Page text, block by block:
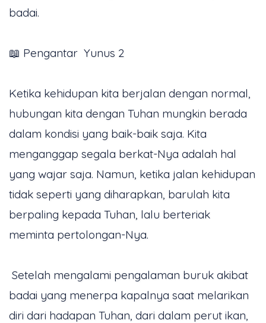
badai.
📖 Pengantar Yunus 2
Ketika kehidupan kita berjalan dengan normal,
hubungan kita dengan Tuhan mungkin berada
dalam kondisi yang baik-baik saja. Kita
menganggap segala berkat-Nya adalah hal
yang wajar saja. Namun, ketika jalan kehidupan
tidak seperti yang diharapkan, barulah kita
berpaling kepada Tuhan, lalu berteriak
meminta pertolongan-Nya.
Setelah mengalami pengalaman buruk akibat
badai yang menerpa kapalnya saat melarikan
diri dari hadapan Tuhan, dari dalam perut ikan,